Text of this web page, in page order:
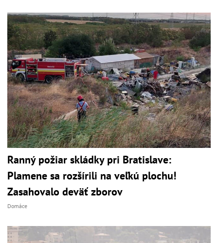
Ranný požiar skládky pri Bratislave:
Plamene sa rozšírili na veľkú plochu!
Zasahovalo deväť zborov
Domáce